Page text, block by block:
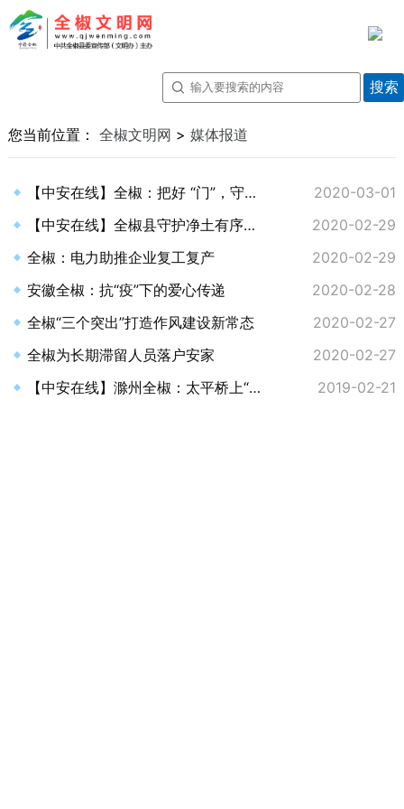
您当前位置： 全椒文明网 > 媒体报道
【中安在线】全椒：把好 “门”，守住“人”，福彩人在行动
2020-03-01
【中安在线】全椒县守护净土有序复工复产
2020-02-29
全椒：电力助推企业复工复产
2020-02-29
安徽全椒：抗“疫”下的爱心传递
2020-02-28
全椒“三个突出”打造作风建设新常态
2020-02-27
全椒为长期滞留人员落户安家
2020-02-27
【中安在线】滁州全椒：太平桥上“走太平” 祈求平安好福气
2019-02-21